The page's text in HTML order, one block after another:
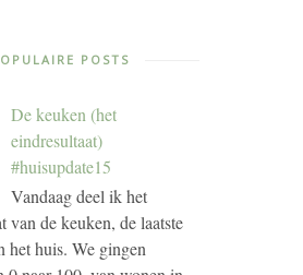
POSTS
De keuken (het
eindresultaat)
#huisupdate15
Vandaag deel ik het
van de keuken, de laatste
het huis. We gingen